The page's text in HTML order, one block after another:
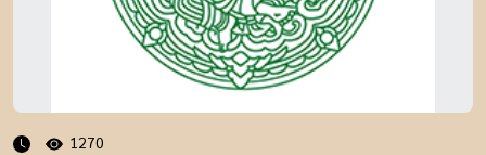
1270